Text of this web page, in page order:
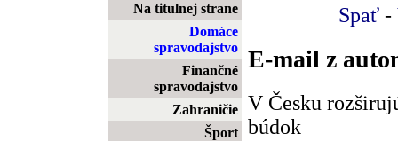
Na titulnej strane
Domáce
spravodajstvo
Finančné
spravodajstvo
Zahraničie
Šport
Spať -
E-mail z
V Česku
búdok